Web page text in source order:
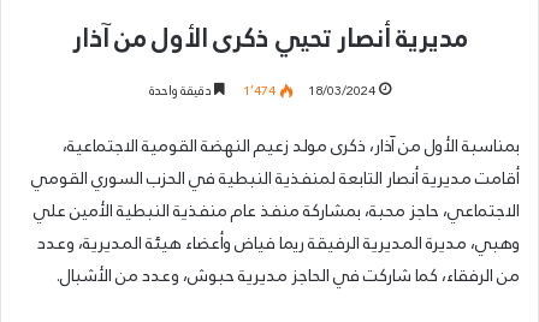
مديرية أنصار تحيي ذكرى الأول من آذار
18/03/2024 1٬474 دقيقة واحدة
بمناسبة الأول من آذار، ذكرى مولد زعيم النهضة القومية الاجتماعية،
أقامت مديرية أنصار التابعة لمنفذية النبطية في الحزب السوري القومي
الاجتماعي، حاجز محبة، بمشاركة منفذ عام منفذية النبطية الأمين علي
وهبي، مديرة المديرية الرفيقة ريما فياض وأعضاء هيئة المديرية، وعدد
من الرفقاء، كما شاركت في الحاجز مديرية حبوش، وعدد من الأشبال.